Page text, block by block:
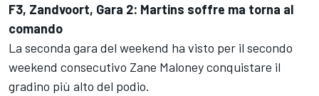
F3, Zandvoort, Gara 2: Martins soffre ma torna al
comando
La seconda gara del weekend ha visto per il secondo
weekend consecutivo Zane Maloneyconquistare il
gradino più alto del podio.